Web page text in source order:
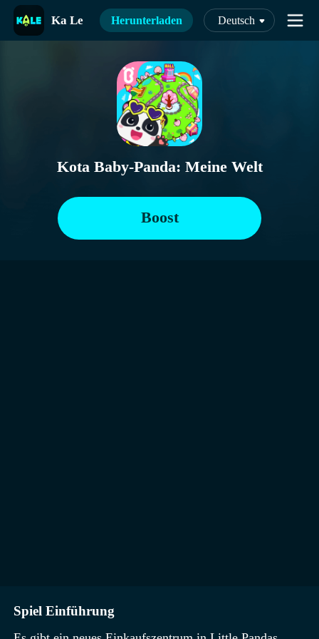
Ka Le Herunterladen Deutsch
Kota Baby-Panda: Meine Welt
Boost
Spiel Einführung